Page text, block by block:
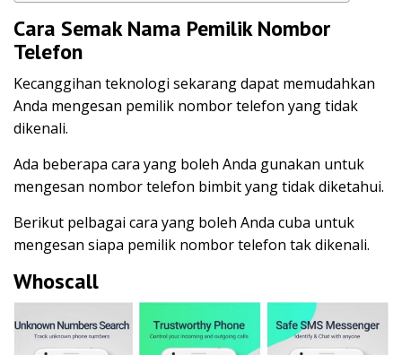
Cara Semak Nama Pemilik Nombor
Telefon
Kecanggihan teknologi sekarang dapat memudahkan
Anda mengesan pemilik nombor telefon yang tidak
dikenali.
Ada beberapa cara yang boleh Anda gunakan untuk
mengesan nombor telefon bimbit yang tidak diketahui.
Berikut pelbagai cara yang boleh Anda cuba untuk
mengesan siapa pemilik nombor telefon tak dikenali.
Whoscall